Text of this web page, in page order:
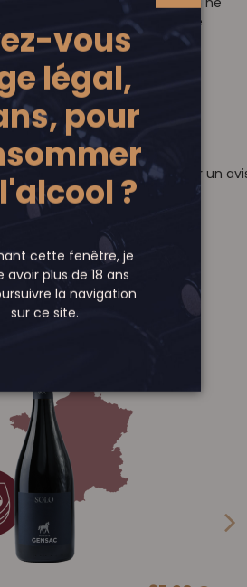
s'orientant vers des vins de
(0)
Soyez le premier à rédiger un
DANS LA
:
vous
légal,
pour
?
cette fenêtre, je
avoir plus de 18 ans
la navigation
sur ce site.